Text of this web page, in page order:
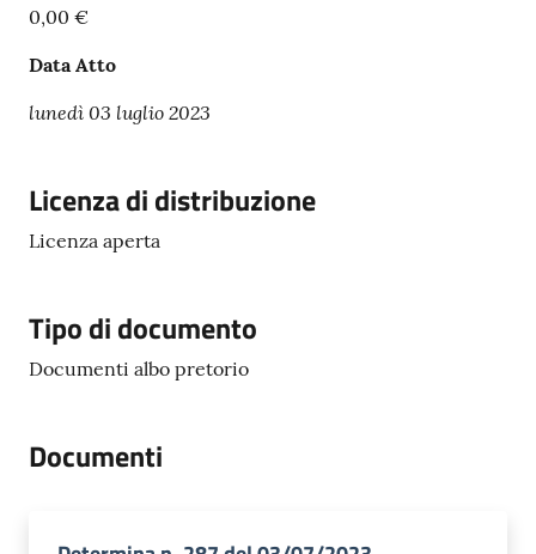
0,00 €
Data Atto
lunedì 03 luglio 2023
Licenza di distribuzione
Licenza aperta
Tipo di documento
Documenti albo pretorio
Documenti